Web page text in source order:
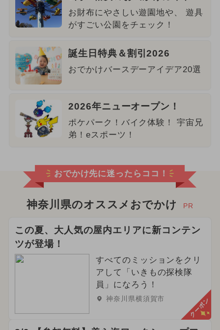
お財布にやさしい遊園地や、 遊具
がすごい公園をチェック！
誕生日特典＆割引2026
おでかけバースデーアイデア20選
2026年ニューオープン！
ポケパーク！バイク体験！ 宇宙兄
弟！eスポーツ！
おでかけ先に迷ったらココ！
神奈川県のオススメおでかけ PR
この夏、大人気の屋内エリアに新コンテン
ツが登場！
すべてのミッションをクリ
アして「いきもの探検隊
員」になろう！
神奈川県横須賀市 クーポン